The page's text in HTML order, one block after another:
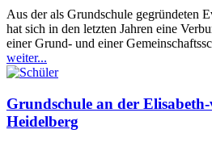
Aus der als Grundschule gegründeten
hat sich in den letzten Jahren eine
einer Grund- und einer
weiter...
Grundschule an der
Heidelberg